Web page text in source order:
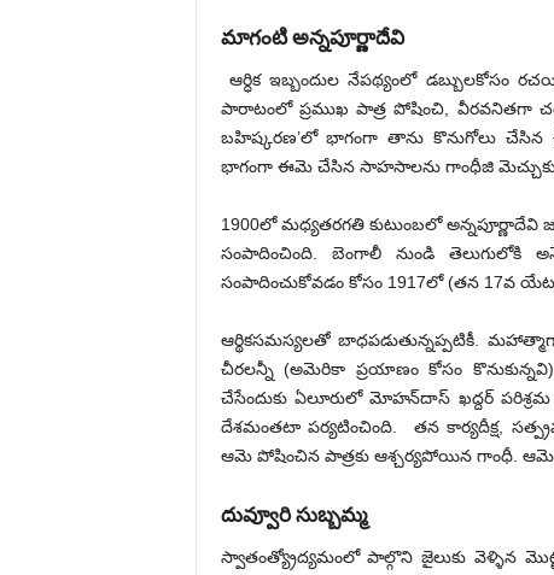
మాగంటి అన్నపూర్ణాదేవి
ఆర్ధిక ఇబ్బందుల నేపథ్యంలో
పారాటంలో ప్రముఖ పాత్ర పోషించి, వీరవనితగా
బహిష్కరణ’లో భాగంగా తాను కొనుగోలు చేసిన
భాగంగా ఈమె చేసిన సాహసాలను గాంధీజి
1900లో మధ్యతరగతి కుటుంబలో
సంపాదించింది. బెంగాలీ నుండి తెలుగులోకి
సంపాదించుకోవడం కోసం 1917లో (తన 17వ యేట)
ఆర్థికసమస్యలతో బాధపడుతున్నప్పటికీ.
చీరలన్నీ (అమెరికా ప్రయాణం కోసం
చేసేందుకు ఏలూరులో మోహన్‌దాస్‌ ఖద్దర్‌ పరిశ్రమ
దేశమంతటా పర్యటించింది. తన కార్యదీక్ష,
ఆమె పోషించిన పాత్రకు ఆశ్చర్యపోయిన గాంధీ.
దువ్వూరి సుబ్బమ్మ
స్వాతంత్య్రోద్యమంలో పాల్గొని జైలుకు వెళ్ళిన